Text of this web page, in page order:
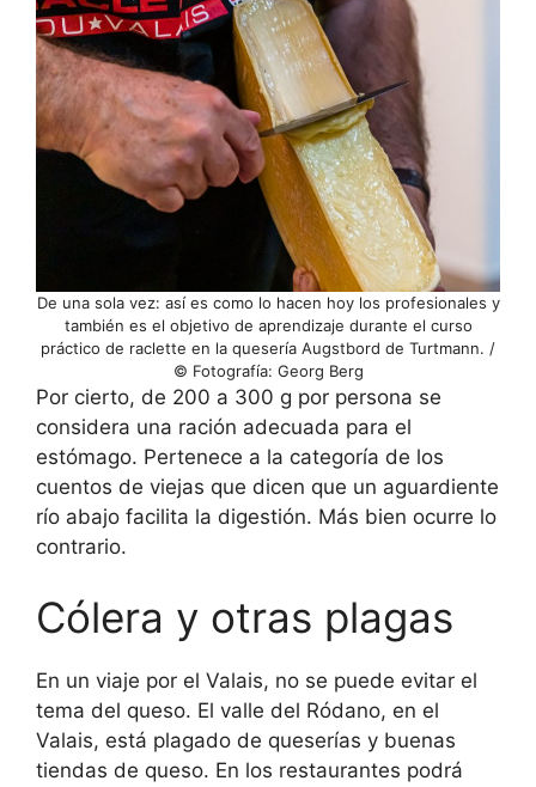
De una sola vez: así es como lo hacen hoy los profesionales y
también es el objetivo de aprendizaje durante el curso
práctico de raclette en la quesería Augstbord de Turtmann. /
© Fotografía: Georg Berg
Por cierto, de 200 a 300 g por persona se
considera una ración adecuada para el
estómago. Pertenece a la categoría de los
cuentos de viejas que dicen que un aguardiente
río abajo facilita la digestión. Más bien ocurre lo
contrario.
Cólera y otras plagas
En un viaje por el Valais, no se puede evitar el
tema del queso. El valle del Ródano, en el
Valais, está plagado de queserías y buenas
tiendas de queso. En los restaurantes podrá